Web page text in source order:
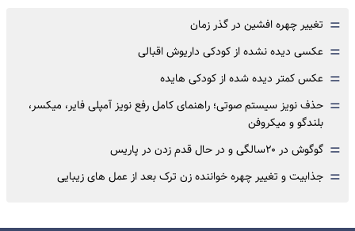
= تغییر چهره افشین در گذر زمان
= عکسی دیده نشده از کودکی داریوش اقبالی
= عکس کمتر دیده شده از کودکی هایده
= حذف نویز سیستم صوتی؛ راهنمای کامل رفع نویز آمپلی فایر، میکسر،
بلندگو و میکروفن
= گوگوش در ۲۰سالگی و در حال قدم زدن در پاریس
= جذابیت و تغییر چهره خواننده زن ترک بعد از عمل های زیبایی